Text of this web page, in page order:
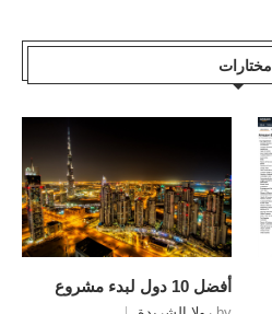
مختارات
أفضل 10 دول لبدء مشروع